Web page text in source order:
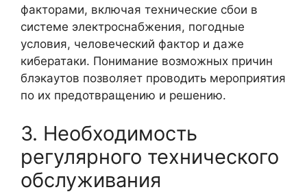
факторами, включая технические сбои в
системе электроснабжения, погодные
условия, человеческий фактор и даже
кибератаки. Понимание возможных причин
блэкаутов позволяет проводить мероприятия
по их предотвращению и решению.
3. Необходимость
регулярного технического
обслуживания